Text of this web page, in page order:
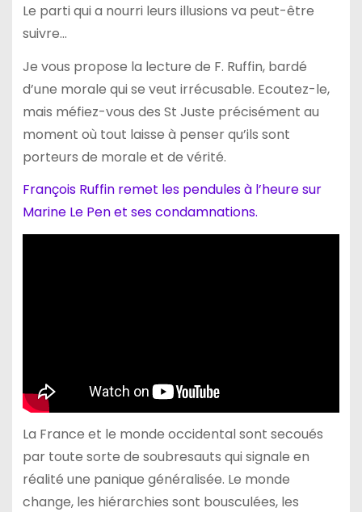
Le parti qui a nourri leurs illusions va peut-être
suivre…
Je vous propose la lecture de F. Ruffin, bardé
d’une morale qui se veut irrécusable. Ecoutez-le,
mais méfiez-vous des St Juste précisément au
moment où tout laisse à penser qu’ils sont
porteurs de morale et de vérité.
François Ruffin remet les pendules à l’heure sur
Marine Le Pen et ses condamnations.
La France et le monde occidental sont secoués
par toute sorte de soubresauts qui signale en
réalité une panique généralisée. Le monde
change, les hiérarchies sont bousculées, les